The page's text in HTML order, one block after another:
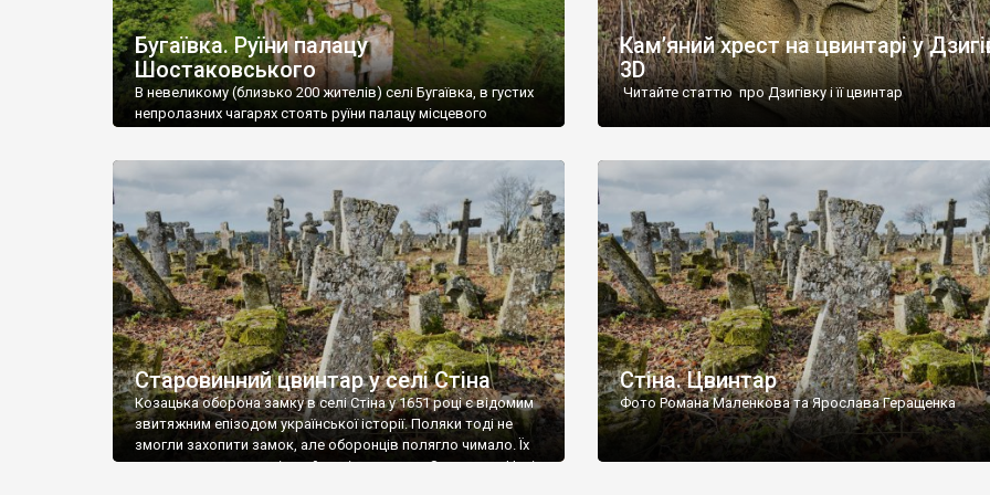
Бугаївка. Руїни палацу
Шостаковського
В невеликому (близько 200 жителів) селі Бугаївка, в густих
непролазних чагарях стоять руїни палацу місцевого
потім клуб, ще пізніше – гуртожиток. У 60-х роках минулого
століття тут розмістили туберкульозну лікарню. Коли із
палацу виїхала лікарня – ми точно не […]
Кам’яний хрест на цвинтарі у
3D
Читайте статтю про Дзигівку і її цвинтар
Старовинний цвинтар у селі Стіна
Козацька оборона замку в селі Стіна у 1651 році є відомим
звитяжним епізодом української історії. Поляки тоді не
змогли захопити замок, але оборонців полягло чимало. Їх
поховали на цвинтарі, який тоді називався Замковим. Нині
Стіна. Цвинтар
Фото Романа Маленкова та Ярослава Геращенка